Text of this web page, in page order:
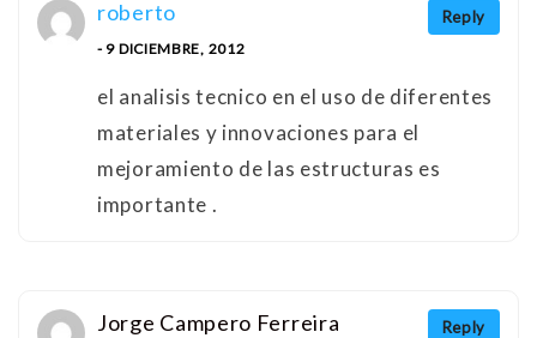
Reply
roberto
- 9 DICIEMBRE, 2012
el analisis tecnico en el uso de diferentes
materiales y innovaciones para el
mejoramiento de las estructuras es
importante .
Reply
Jorge Campero Ferreira